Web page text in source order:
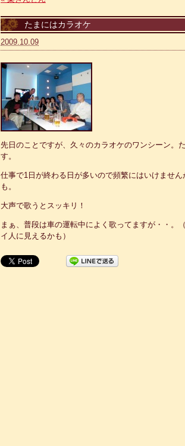
たまにはカラオケ
2009.10.09
先日のことですが、久々のカラオケのワンシーン。
す。
仕事で1日が終わる日が多いので頻繁にはいけませ
も。
大声で歌うとスッキリ！
まぁ、普段は車の運転中によく歌ってますが・・。
イ人に見えるかも）